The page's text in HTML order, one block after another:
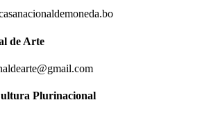
de Arte
Plurinacional